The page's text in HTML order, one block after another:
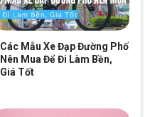
Các Mẫu Xe Đạp Đường Phố
Nên Mua Để Đi Làm Bền,
Giá Tốt